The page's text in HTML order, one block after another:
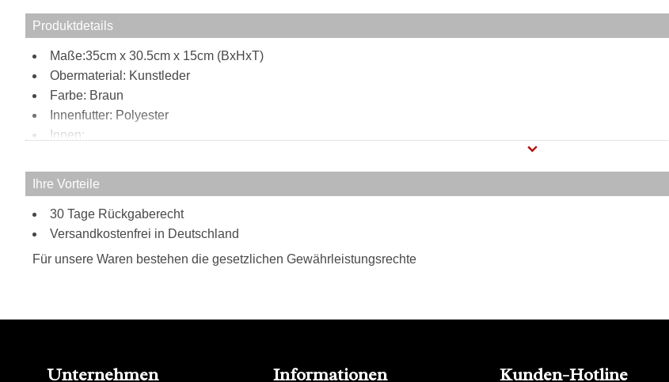
Produktdetails
Maße:35cm x 30.5cm x 15cm (BxHxT)
Obermaterial: Kunstleder
Farbe: Braun
Innenfutter: Polyester
Innen:
Reißverschlussfach
Außen:
Steckfach
Tragweise:
Henkel
Ihre Vorteile
30 Tage Rückgaberecht
Versandkostenfrei in Deutschland
Für unsere Waren bestehen die gesetzlichen Gewährleistungsrechte
Unternehmen Informationen Kunden-Hotline